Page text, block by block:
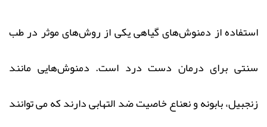
استفاده از دمنوش‌های گیاهی یکی از روش‌های موثر در طب
سنتی برای درمان دست درد است. دمنوش‌هایی مانند
زنجبیل، بابونه و نعناع خاصیت ضد التهابی دارند که می‌ توانند